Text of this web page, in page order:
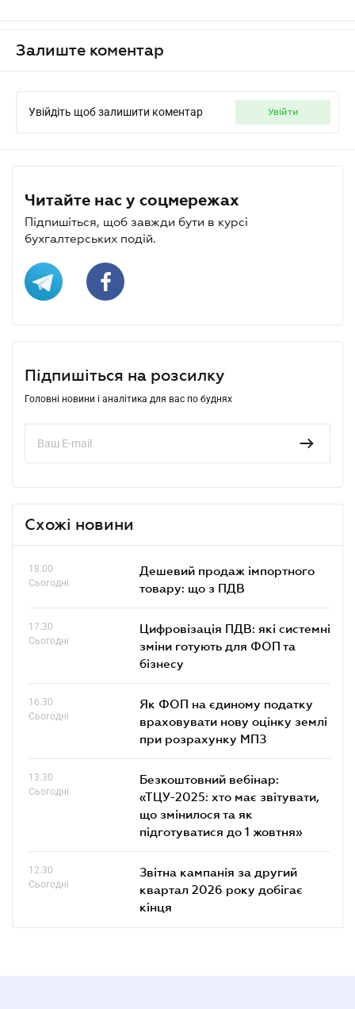
Залиште коментар
Увійдіть щоб залишити коментар увійти
Читайте нас у соцмережах
Підпишіться, щоб завжди бути в курсі
бухгалтерських подій.
Підпишіться на розсилку
Головні новини і аналітика для вас по буднях
Схожі новини
18.00
Сьогодні
Дешевий продаж імпортного
товару: що з ПДВ
17.30
Сьогодні
Цифровізація ПДВ: які системні
зміни готують для ФОП та
бізнесу
16.30
Сьогодні
Як ФОП на єдиному податку
враховувати нову оцінку землі
при розрахунку МПЗ
13.30
Сьогодні
Безкоштовний вебінар:
«ТЦУ-2025: хто має звітувати,
що змінилося та як
підготуватися до 1 жовтня»
12.30
Сьогодні
Звітна кампанія за другий
квартал 2026 року добігає
кінця